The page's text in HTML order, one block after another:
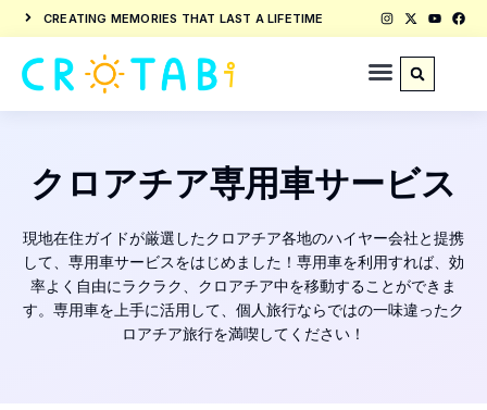
CREATING MEMORIES THAT LAST A LIFETIME
クロアチア専用車サービス
現地在住ガイドが厳選したクロアチア各地のハイヤー会社と提携
して、専用車サービスをはじめました！ 専用車を利用すれば、効
率よく自由にラクラク、クロアチア中を移動することができま
す。 専用車を上手に活用して、個人旅行ならではの一味違ったク
ロアチア旅行を満喫してください！